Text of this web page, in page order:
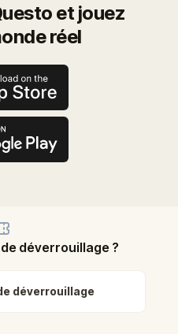
et jouez
réel
déverrouillage ?
déverrouillage